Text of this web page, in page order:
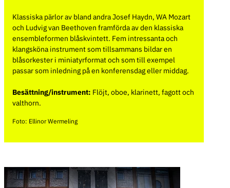
Klassiska pärlor av bland andra Josef Haydn, WA Mozart
och Ludvig van Beethoven framförda av den klassiska
ensembleformen blåskvintett. Fem intressanta och
klangsköna instrument som tillsammans bildar en
blåsorkester i miniatyrformat och som till exempel
passar som inledning på en konferensdag eller middag.
Besättning/instrument: Flöjt, oboe, klarinett, fagott och
valthorn.
Foto: Ellinor Wermeling